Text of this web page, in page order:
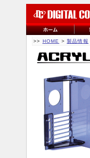
>> HOME >製品情報